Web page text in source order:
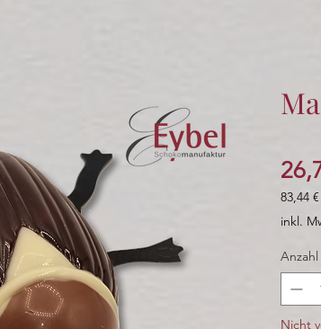
83,44 €
83,44 €
pro
Gramm
inkl.
Anzahl
Nicht